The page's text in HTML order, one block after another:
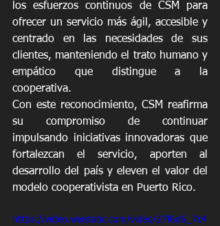
los esfuerzos continuos de CSM para
ofrecer un servicio más ágil, accesible y
centrado en las necesidades de sus
clientes, manteniendo el trato humano y
empático que distingue a la
cooperativa.
Con este reconocimiento, CSM reafirma
su compromiso de continuar
impulsando iniciativas innovadoras que
fortalezcan el servicio, aporten al
desarrollo del país y eleven el valor del
modelo cooperativista en Puerto Rico.
https://video.wixstatic.com/video/27f6d6_7c4